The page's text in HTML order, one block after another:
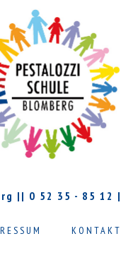
|| 0 52 35 - 85
KONTAKT